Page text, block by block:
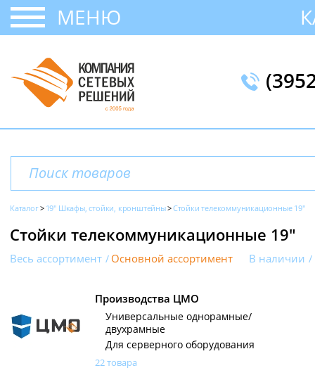
МЕНЮ
Каталог 19" Шкафы, стойки, кронштейны Стойки телекоммуникационные 19"
Стойки телекоммуникационные 19"
Весь ассортимент Основной ассортимент В наличии
Производства ЦМО
Универсальные однорамные/
двухрамные
Для серверного оборудования
22 товара